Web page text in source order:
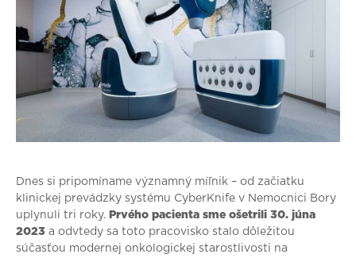
Dnes si pripomíname významný míľnik – od začiatku
klinickej prevádzky systému CyberKnife v Nemocnici Bory
uplynuli tri roky. Prvého pacienta sme ošetrili 30. júna
2023 a odvtedy sa toto pracovisko stalo dôležitou
súčasťou modernej onkologickej starostlivosti na